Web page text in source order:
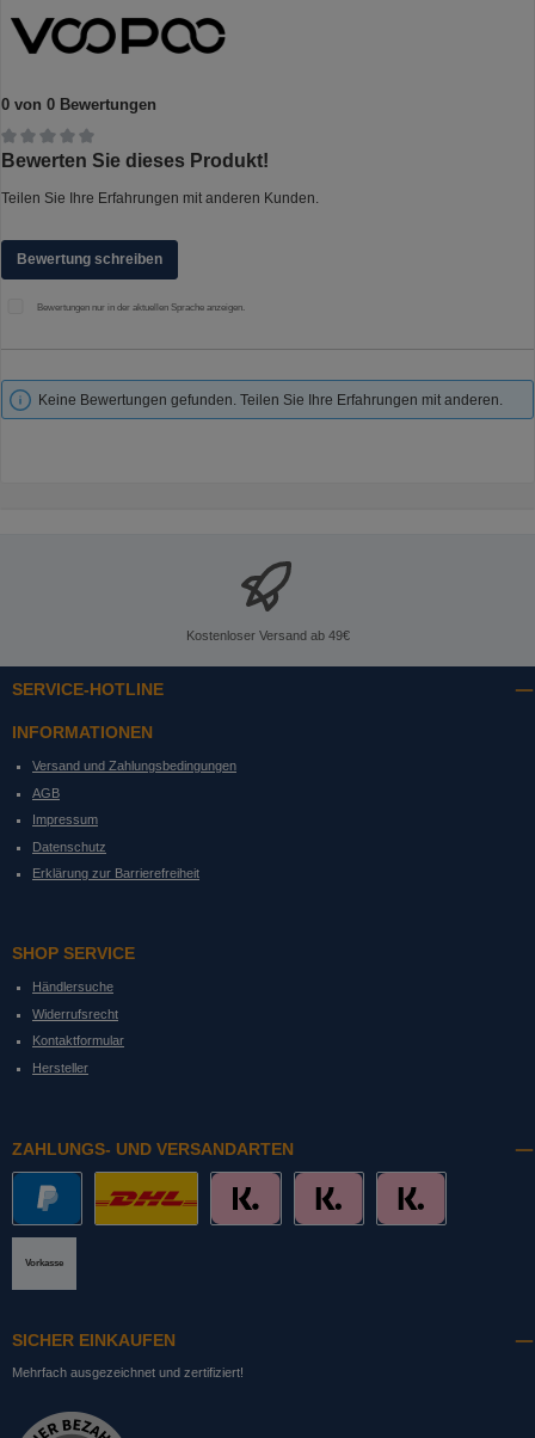
0 von 0 Bewertungen
Durchschnittliche Bewertung von 0 von 5 Sternen
Bewerten Sie dieses Produkt!
Teilen Sie Ihre Erfahrungen mit anderen Kunden.
Bewertung schreiben
Bewertungen nur in der aktuellen Sprache anzeigen.
Keine Bewertungen gefunden. Teilen Sie Ihre Erfahrungen mit anderen.
Kostenloser Versand ab 49€
SERVICE-HOTLINE
INFORMATIONEN
Versand und Zahlungsbedingungen
AGB
Impressum
Datenschutz
Erklärung zur Barrierefreiheit
SHOP SERVICE
Händlersuche
Widerrufsrecht
Kontaktformular
Hersteller
ZAHLUNGS- UND VERSANDARTEN
Vorkasse
SICHER EINKAUFEN
Mehrfach ausgezeichnet und zertifiziert!